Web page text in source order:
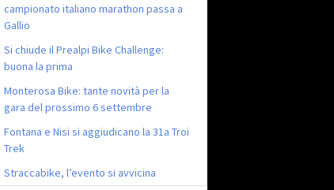
campionato italiano marathon passa a
Gallio
Si chiude il Prealpi Bike Challenge:
buona la prima
Monterosa Bike: tante novità per la
gara del prossimo 6 settembre
Fontana e Nisi si aggiudicano la 31a Troi
Trek
Straccabike, l’evento si avvicina